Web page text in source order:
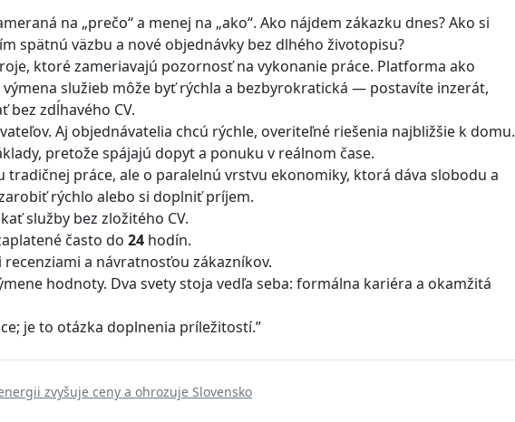
na „prečo“ a menej na „ako“. Ako nájdem zákazku dnes? Ako si
spätnú väzbu a nové objednávky bez dlhého životopisu?
ktoré zameriavajú pozornosť na vykonanie práce. Platforma ako
služieb môže byť rýchla a bezbyrokratická — postavíte inzerát,
bez zdĺhavého CV.
Aj objednávatelia chcú rýchle, overiteľné riešenia najbližšie k domu.
pretože spájajú dopyt a ponuku v reálnom čase.
tradičnej práce, ale o paralelnú vrstvu ekonomiky, ktorá dáva slobodu a
rýchlo alebo si doplniť príjem.
služby bez zložitého CV.
často do 24 hodín.
a návratnosťou zákazníkov.
hodnoty. Dva svety stoja vedľa seba: formálna kariéra a okamžitá
je to otázka doplnenia príležitostí.”
zvyšuje ceny a ohrozuje Slovensko